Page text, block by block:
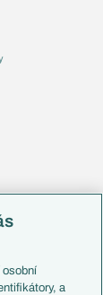
osobní
a